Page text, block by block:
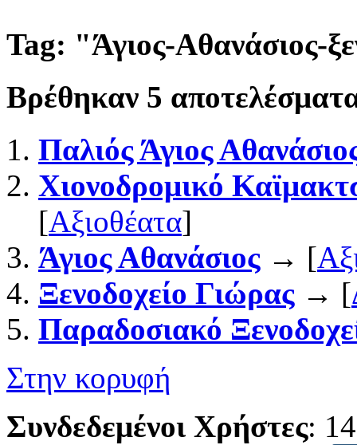
Tag: "Άγιος-Αθανάσιος-
Βρέθηκαν 5
Παλιός Άγιος
Χιονοδρομικό
[Αξιοθέατα]
Άγιος Αθανάσιος→ [
Ξενοδοχείο Γιώρας→ [
Παραδοσιακό
Στην κορυφή
Συνδεδεμένοι Χρήστες: 14